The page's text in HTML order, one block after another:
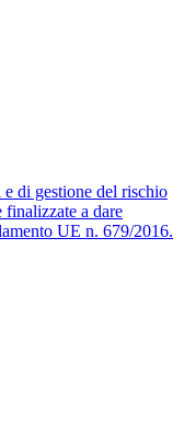
di gestione del rischio
a dare
UE n. 679/2016.